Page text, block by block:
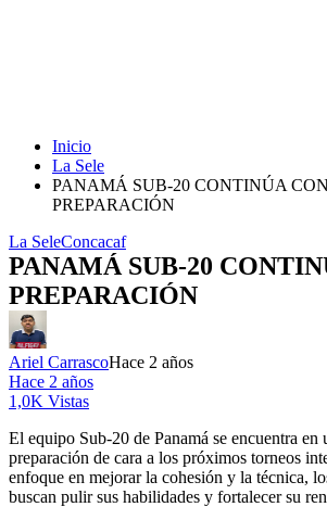
Inicio
La Sele
PANAMÁ SUB-20 CONTINÚA
PREPARACIÓN
La SeleConcacaf
PANAMÁ SUB-20
PREPARACIÓN
Ariel CarrascoHace 2 años
Hace 2 años
1,0K Vistas
El equipo Sub-20 de Panamá se encuentra en
preparación de cara a los próximos torneos
enfoque en mejorar la cohesión y la técnica,
buscan pulir sus habilidades y fortalecer su